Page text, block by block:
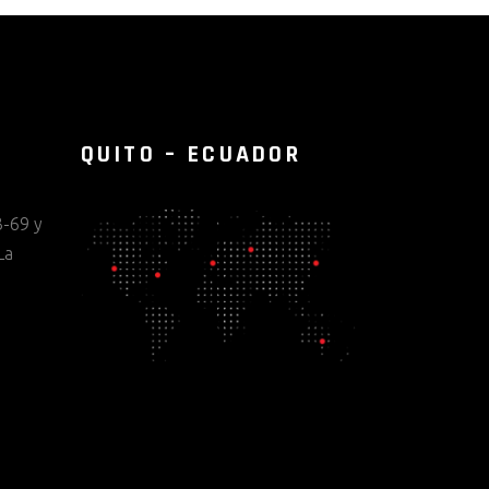
69 y
QUITO – ECUADOR